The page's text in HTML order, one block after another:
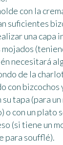
con la
suficientes
una capa
mojados
necesitará
de la
con bizcochos
su tapa (para
o con un plato
(si tiene un
para soufflé).